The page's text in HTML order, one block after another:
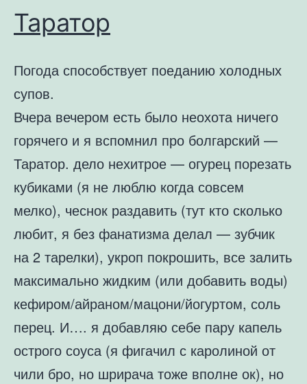
Таратор
Погода способствует поеданию холодных
супов.
Вчера вечером есть было неохота ничего
горячего и я вспомнил про болгарский —
Таратор. дело нехитрое — огурец порезать
кубиками (я не люблю когда совсем
мелко), чеснок раздавить (тут кто сколько
любит, я без фанатизма делал — зубчик
на 2 тарелки), укроп покрошить, все залить
максимально жидким (или добавить воды)
кефиром/айраном/мацони/йогуртом, соль
перец. И…. я добавляю себе пару капель
острого соуса (я фигачил с каролиной от
чили бро, но шрирача тоже вполне ок), но